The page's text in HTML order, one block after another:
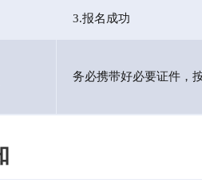
3.报名成功
务必携带好必要证件，